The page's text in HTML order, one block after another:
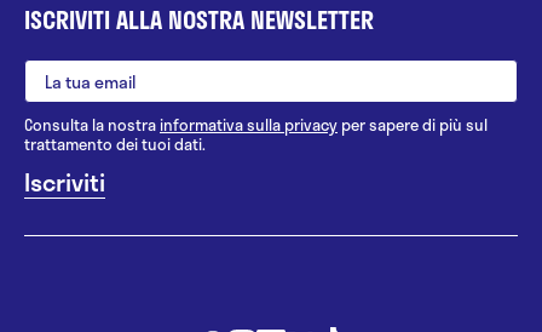
ISCRIVITI ALLA NOSTRA NEWSLETTER
Consulta la nostrainformativa sulla privacy per sapere di più sul
trattamento dei tuoi dati.